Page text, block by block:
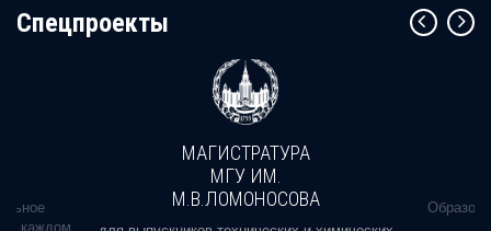
Cпецпроекты
в каждом
МАГИСТРАТУРА
МГУ ИМ.
М.В.ЛОМОНОСОВА